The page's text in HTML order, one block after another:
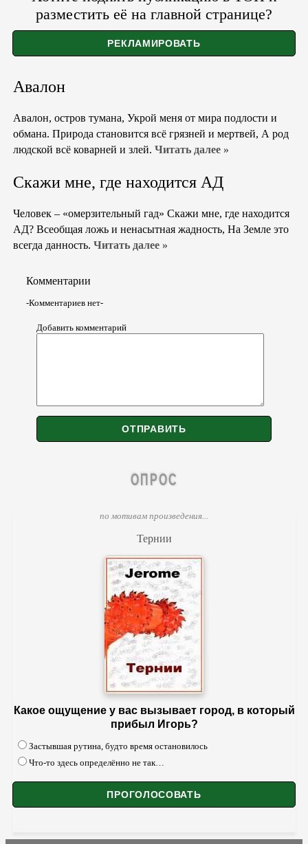
разместить её на главной странице?
Авалон
Авалон, остров тумана, Укрой меня от мира подлости и
обмана. Природа становится всё грязней и мертвей, А род
людской всё коварней и злей. Читать далее »
Скажи мне, где находится АД
Человек – «омерзительный гад» Скажи мне, где находится
АД? Всеобщая ложь и ненасытная жадность, На Земле это
всегда данность. Читать далее »
Комментарии
-Комментариев нет-
Добавить комментарий
ОПРОС
по мотивам произведения...
Тернии
Какое ощущение у вас вызывает город, в который
прибыл Игорь?
Застывшая рутина, будто время остановилось
Что-то здесь определённо не так…